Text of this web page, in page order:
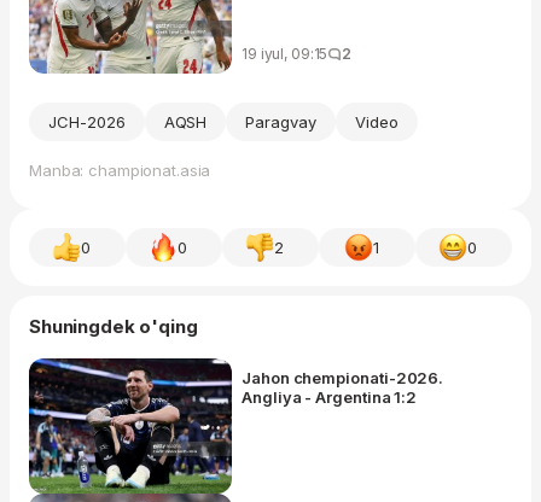
19 iyul, 09:15 2
JCH-2026 AQSH Paragvay Video
Manba: championat.asia
0 0 2 1 0
Shuningdek o'qing
Jahon chempionati-2026.
Angliya - Argentina 1:2